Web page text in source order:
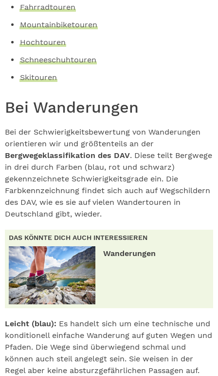
Fahrradtouren
Mountainbiketouren
Hochtouren
Schneeschuhtouren
Skitouren
Bei Wanderungen
Bei der Schwierigkeitsbewertung von Wanderungen
orientieren wir und größtenteils an der
Bergwegeklassifikation des DAV. Diese teilt Bergwege
in drei durch Farben (blau, rot und schwarz)
gekennzeichnete Schwierigkeitsgrade ein. Die
Farbkennzeichnung findet sich auch auf Wegschildern
des DAV, wie es sie auf vielen Wandertouren in
Deutschland gibt, wieder.
DAS KÖNNTE DICH AUCH INTERESSIEREN
Wanderungen
Leicht (blau): Es handelt sich um eine technische und
konditionell einfache Wanderung auf guten Wegen und
Pfaden. Die Wege sind überwiegend schmal und
können auch steil angelegt sein. Sie weisen in der
Regel aber keine absturzgefährlichen Passagen auf.